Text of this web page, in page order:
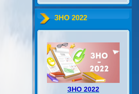
ЗНО 2022
ЗНО 2022